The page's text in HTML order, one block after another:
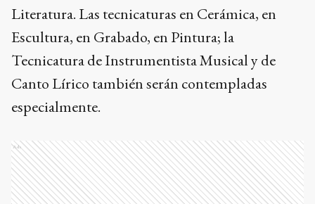
Literatura. Las tecnicaturas en Cerámica, en
Escultura, en Grabado, en Pintura; la
Tecnicatura de Instrumentista Musical y de
Canto Lírico también serán contempladas
especialmente.
Ads